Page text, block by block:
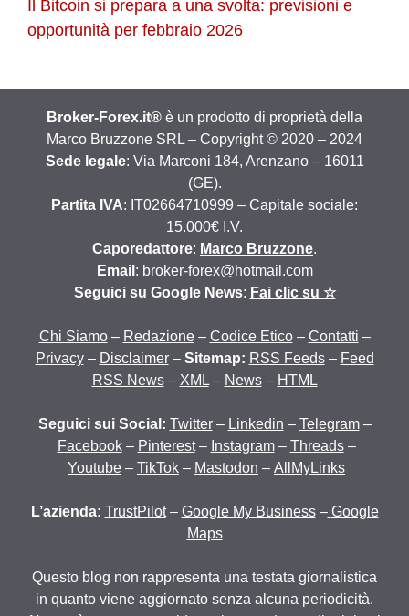
Il Bitcoin si prepara a una svolta: previsioni e
opportunità per febbraio 2026
Broker-Forex.it® è un prodotto di proprietà della
Marco Bruzzone SRL – Copyright © 2020 – 2024
Sede legale: Via Marconi 184, Arenzano – 16011
(GE).
Partita IVA: IT02664710999 – Capitale sociale:
15.000€ I.V.
Caporedattore: Marco Bruzzone.
Email : broker-forex@hotmail.com
Seguici su Google News: Fai clic su ☆
Chi Siamo– Redazione– Codice Etico– Contatti –
Privacy– Disclaimer– Sitemap: RSS Feeds– Feed
RSS News– XML– News– HTML
Seguici sui Social: Twitter– Linkedin – Telegram–
Facebook– Pinterest– Instagram– Threads–
Youtube – TikTok – Mastodon – AllMyLinks
L’azienda: TrustPilot– Google My Business– Google
Maps
Questo blog non rappresenta una testata giornalistica
in quanto viene aggiornato senza alcuna periodicità.